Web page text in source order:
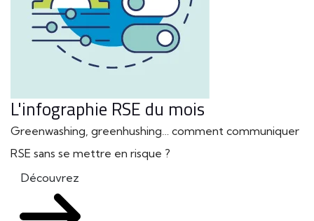
L'infographie RSE du mois
Greenwashing, greenhushing… comment communiquer
RSE sans se mettre en risque ?
Découvrez